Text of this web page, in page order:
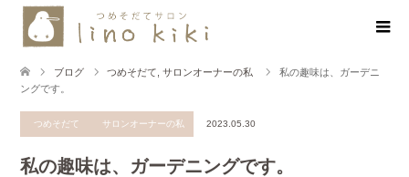
ブログ つめそだて サロンオーナーの私
私の趣味は、ガーデニ
ングです。
つめそだて サロンオーナーの私 2023.05.30
私の趣味は、ガーデニングです。